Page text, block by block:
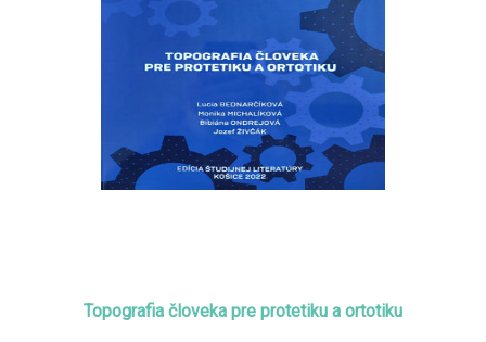
Topografia človeka pre protetiku a ortotiku